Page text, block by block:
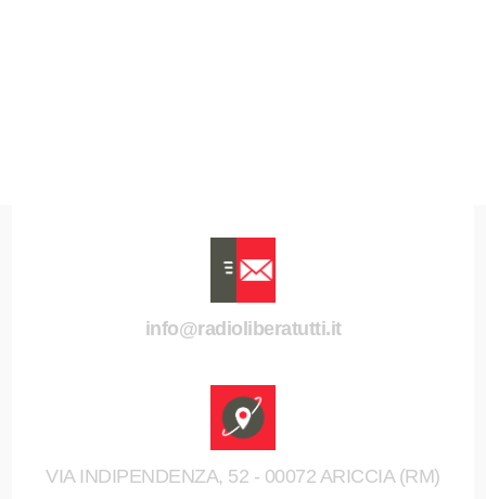
info@radioliberatutti.it
VIA INDIPENDENZA, 52 - 00072 ARICCIA (RM)